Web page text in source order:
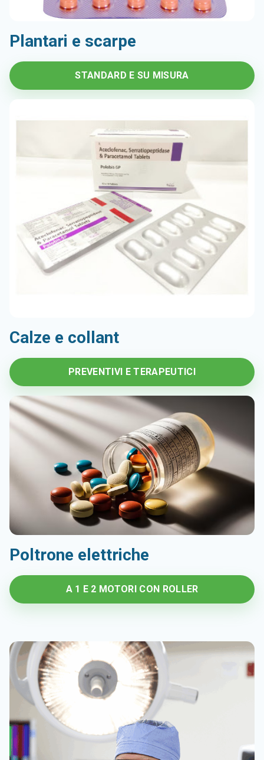
Plantari e scarpe
STANDARD E SU MISURA
Calze e collant
PREVENTIVI E TERAPEUTICI
Poltrone elettriche
A 1 E 2 MOTORI CON ROLLER